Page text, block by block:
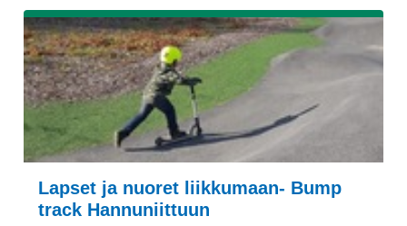
Lapset ja nuoret liikkumaan- Bump
track Hannuniittuun